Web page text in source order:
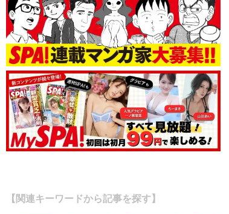
【関連キーワードから記事を探す】